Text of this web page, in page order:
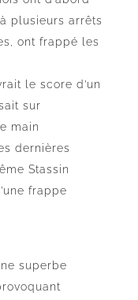
à plusieurs arrêts
ont frappé les
le score d’un
sur
main
dernières
Stassin
frappe
superbe